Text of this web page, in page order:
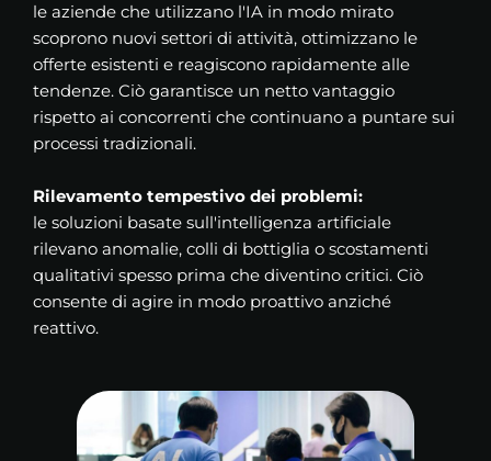
le aziende che utilizzano l'IA in modo mirato
scoprono nuovi settori di attività, ottimizzano le
offerte esistenti e reagiscono rapidamente alle
tendenze. Ciò garantisce un netto vantaggio
rispetto ai concorrenti che continuano a puntare sui
processi tradizionali.
Rilevamento tempestivo dei problemi:
le soluzioni basate sull'intelligenza artificiale
rilevano anomalie, colli di bottiglia o scostamenti
qualitativi spesso prima che diventino critici. Ciò
consente di agire in modo proattivo anziché
reattivo.